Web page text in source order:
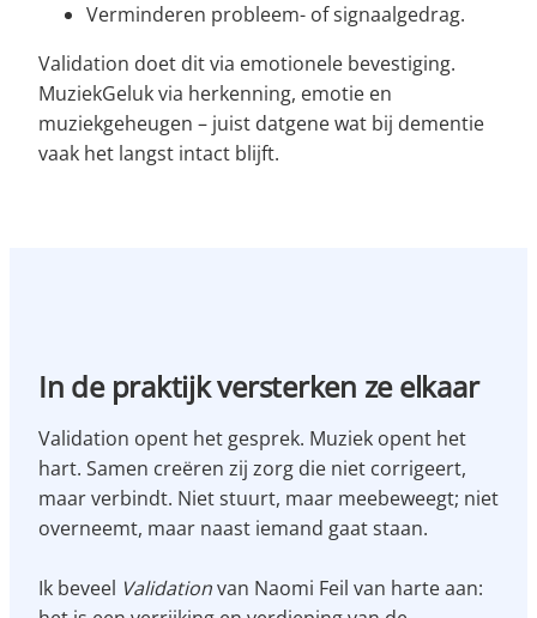
Verminderen probleem- of signaalgedrag.
Validation doet dit via emotionele bevestiging.
MuziekGeluk via herkenning, emotie en
muziekgeheugen – juist datgene wat bij dementie
vaak het langst intact blijft.
In de praktijk versterken ze elkaar
Validation opent het gesprek. Muziek opent het
hart. Samen creëren zij zorg die niet corrigeert,
maar verbindt. Niet stuurt, maar meebeweegt; niet
overneemt, maar naast iemand gaat staan.
Ik beveel Validationvan Naomi Feil van harte aan: